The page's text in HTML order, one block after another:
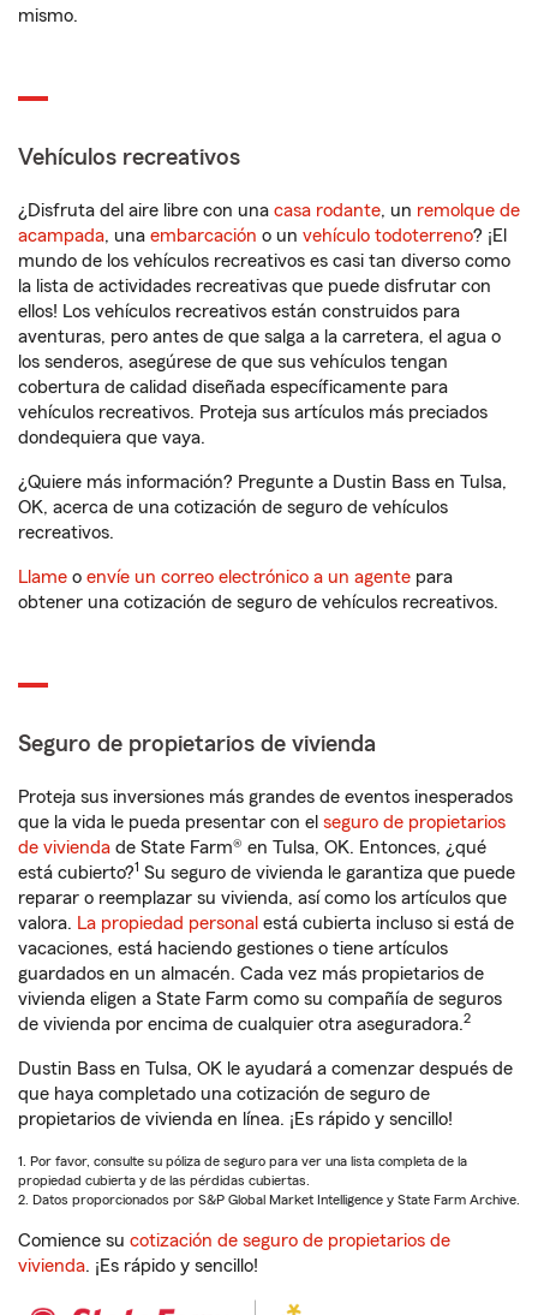
mismo.
Vehículos recreativos
¿Disfruta del aire libre con una casa rodante, un remolque de
acampada, una embarcación o un vehículo todoterreno? ¡El
mundo de los vehículos recreativos es casi tan diverso como
la lista de actividades recreativas que puede disfrutar con
ellos! Los vehículos recreativos están construidos para
aventuras, pero antes de que salga a la carretera, el agua o
los senderos, asegúrese de que sus vehículos tengan
cobertura de calidad diseñada específicamente para
vehículos recreativos. Proteja sus artículos más preciados
dondequiera que vaya.
¿Quiere más información? Pregunte a Dustin Bass en Tulsa,
OK, acerca de una cotización de seguro de vehículos
recreativos.
Llame o envíe un correo electrónico a un agente para
obtener una cotización de seguro de vehículos recreativos.
Seguro de propietarios de vivienda
Proteja sus inversiones más grandes de eventos inesperados
que la vida le pueda presentar con el seguro de propietarios
de vivienda de State Farm® en Tulsa, OK. Entonces, ¿qué
está cubierto?1 Su seguro de vivienda le garantiza que puede
reparar o reemplazar su vivienda, así como los artículos que
valora. La propiedad personal está cubierta incluso si está de
vacaciones, está haciendo gestiones o tiene artículos
guardados en un almacén. Cada vez más propietarios de
vivienda eligen a State Farm como su compañía de seguros
de vivienda por encima de cualquier otra aseguradora.2
Dustin Bass en Tulsa, OK le ayudará a comenzar después de
que haya completado una cotización de seguro de
propietarios de vivienda en línea. ¡Es rápido y sencillo!
1. Por favor, consulte su póliza de seguro para ver una lista completa de la
propiedad cubierta y de las pérdidas cubiertas.
2. Datos proporcionados por S&P Global Market Intelligence y State Farm Archive.
Comience su cotización de seguro de propietarios de
vivienda. ¡Es rápido y sencillo!